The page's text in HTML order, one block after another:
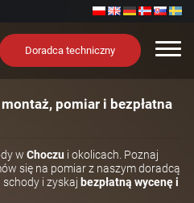
Doradca techniczny
pomiar i bezpłatna
w Choczu i okolicach. Poznaj
się na pomiar z naszym doradcą
i zyskaj bezpłatną wycenę i